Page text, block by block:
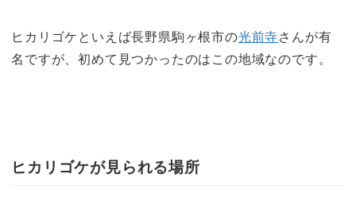
ヒカリゴケといえば長野県駒ヶ根市の光前寺さんが有
名ですが、初めて見つかったのはこの地域なのです。
ヒカリゴケが見られる場所